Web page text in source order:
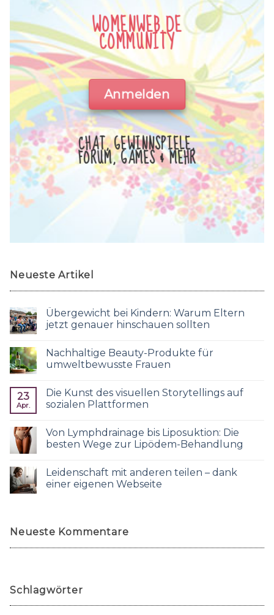
WOMENWEB.DE
COMMUNITY
Anmelden
CHAT, GEWINNSPIELE,
FORUM, GAMES & MEHR
Neueste Artikel
Übergewicht bei Kindern: Warum Eltern
jetzt genauer hinschauen sollten
Nachhaltige Beauty-Produkte für
umweltbewusste Frauen
23
Apr.
Die Kunst des visuellen Storytellings auf
sozialen Plattformen
Von Lymphdrainage bis Liposuktion: Die
besten Wege zur Lipödem-Behandlung
Leidenschaft mit anderen teilen – dank
einer eigenen Webseite
Neueste Kommentare
Schlagwörter